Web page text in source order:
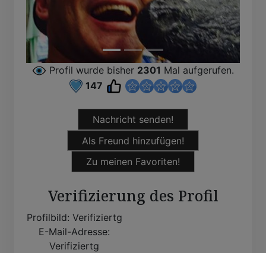
Profil wurde bisher 2301 Mal aufgerufen.
147
Nachricht senden!
Als Freund hinzufügen!
Zu meinen Favoriten!
Verifizierung des Profil
Profilbild: Verifiziertg
E-Mail-Adresse:
Verifiziertg